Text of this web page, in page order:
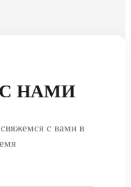
НАМИ
с вами в